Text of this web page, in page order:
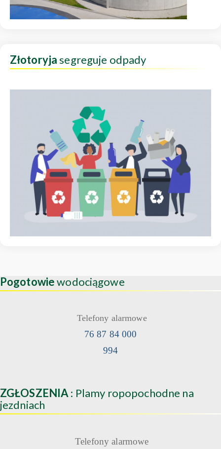
Złotoryjasegreguje odpady
Pogotowiewodociągowe
Telefony alarmowe
76 87 84 000
994
ZGŁOSZENIA : Plamy ropopochodne na
jezdniach
Telefony alarmowe